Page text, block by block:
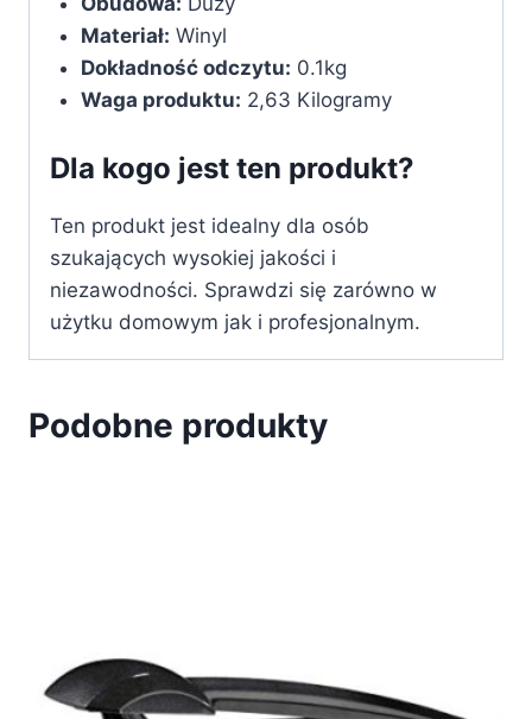
Materiał: Winyl
Dokładność odczytu: 0.1kg
Waga produktu: 2,63 Kilogramy
Dla kogo jest ten produkt?
Ten produkt jest idealny dla osób
szukających wysokiej jakości i
niezawodności. Sprawdzi się zarówno w
użytku domowym jak i profesjonalnym.
Podobne produkty